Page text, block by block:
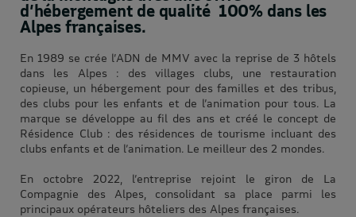
d’hébergement de qualité 100% dans les
Alpes françaises.
En 1989 se crée l’ADN de MMV avec la reprise de 3 hôtels
dans les Alpes : des villages clubs, une restauration
copieuse, un hébergement pour des familles et des tribus,
des clubs pour les enfants et de l’animation pour tous. La
marque se développe au fil des ans et créé le concept de
Résidence Club : des résidences de tourisme incluant des
clubs enfants et de l’animation. Le meilleur des 2 mondes.
En octobre 2022, l’entreprise rejoint le giron de La
Compagnie des Alpes, consolidant sa place parmi les
principaux opérateurs hôteliers des Alpes françaises.